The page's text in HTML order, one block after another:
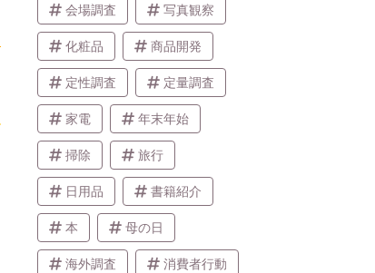
会場調査 写真観察
化粧品 商品開発
定性調査 定量調査
家電 年末年始
掃除 旅行
日用品 書籍紹介
本 母の日
海外調査 消費者行動